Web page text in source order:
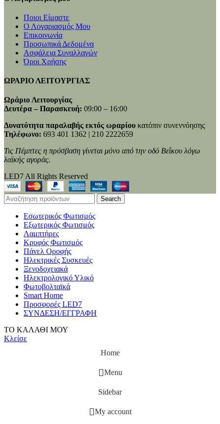
Ποιοι Είμαστε
Ο Λογαριασμός Μου
Επικοινωνία
Προσωπικά Δεδομένα
Ασφάλεια Συναλλαγών
Όροι Χρήσης
ΩΡΑΡΙΟ ΛΕΙΤΟΥΡΓΙΑΣ
Ωράριο Λειτουργίας
Δευτέρα – Παρασκευή: 09:00 – 16:00
Δυνατότητα παραλαβής εκτός ωραρίου κατόπιν συνεννόησης
Τηλέφωνο: 693 401 1362 | 210 2222659
Τις Πέμπτες η πρόσβαση γίνεται μόνο από την οδό Βεΐκου λόγω
λαϊκής αγοράς.
LED7 All Rights Reserved
Search
Εσωτερικός Φωτισμός
Εξωτερικός Φωτισμός
Λαμπτήρες
Κρυφός Φωτισμός
Πάνελ Οροφής
Ηλεκτρικές Συσκευές
Ξενοδοχειακά
Ηλεκτρολογικό Υλικό
Φωτοβολταϊκά
Smart Home
Προσφορές LED7
ΣΥΝΔΕΣΗ/ΕΓΓΡΑΦΗ
ΤΟ ΚΑΛΑΘΙ ΜΟΥ
Κλείσε
Home
Menu
Sidebar
My account